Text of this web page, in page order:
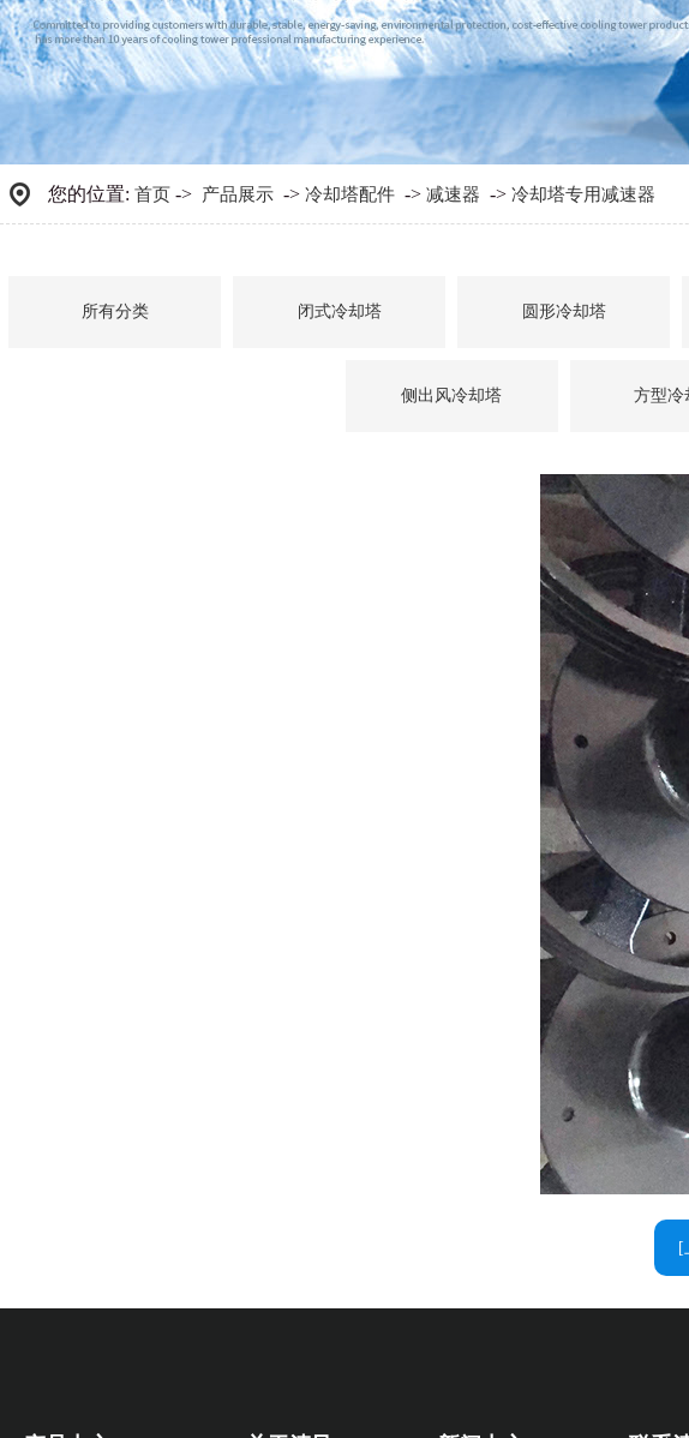
您的位置: 首页 -> 产品展示 -> 冷却塔配件 -> 减速器 -> 冷却塔专用减速器
所有分类 闭式冷却塔 圆形冷却塔
侧出风冷却塔 方型冷
[